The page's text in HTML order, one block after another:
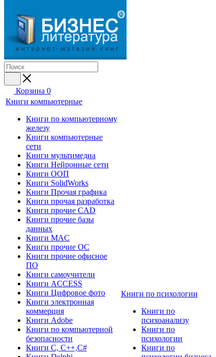
Корзина 0
Книги компьютерные
Книги по компьютерному
железу
Книги компьютерные
сети
Книги мультимедиа
Книги Нейронные сети
Книги ООП
Книги SolidWorks
Книги Прочая графика
Книги прочая разработка
Книги прочие CAD
Книги прочие базы
данных
Книги MAC
Книги прочие ОС
Книги прочие офисное
ПО
Книги самоучители
Книги ACCESS
Книги Цифровое фото
Книги электронная
коммерция
Книги Adobe
Книги по компьютерной
безопасности
Книги C, C++,С#
Книги по психологии
Книги по
психоанализу
Книги по
психологии
Книги по